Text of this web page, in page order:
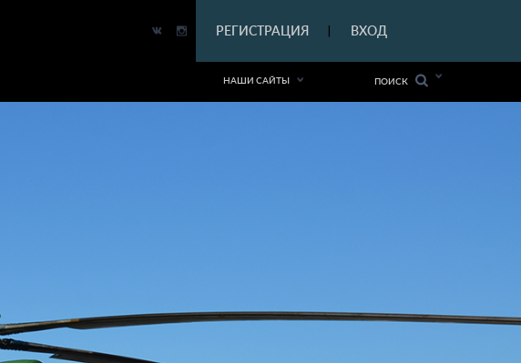
РЕГИСТРАЦИЯ ВХОД
НАШИ САЙТЫ ПОИСК